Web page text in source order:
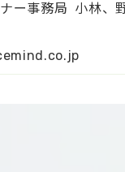
ー事務局 小林、